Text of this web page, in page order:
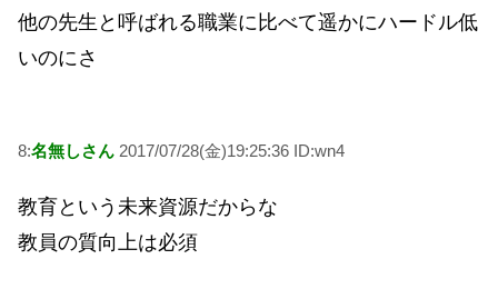
他の先生と呼ばれる職業に比べて遥かにハードル低
いのにさ
8:名無しさん 2017/07/28(金)19:25:36 ID:wn4
教育という未来資源だからな
教員の質向上は必須